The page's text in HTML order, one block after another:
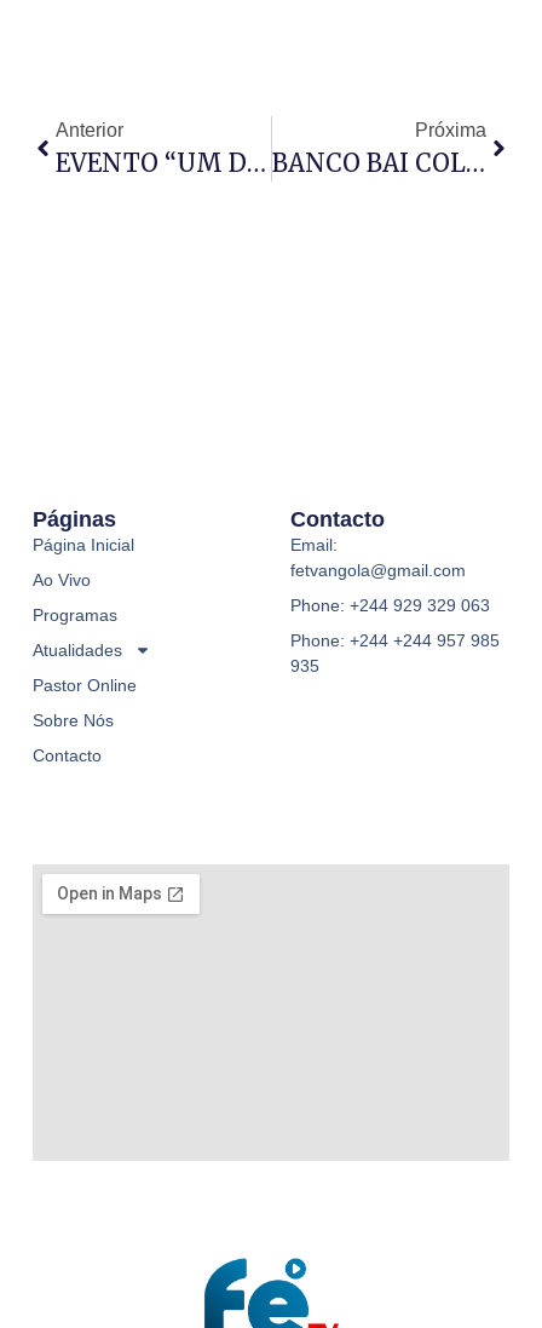
Anterior
EVENTO “UM DIA COMO SAMUEL” DESPERTA PROPÓSITO
Próxima
BANCO BAI COLABORA NAS INVESTIGAÇÕES E GARANTE
Páginas
Página Inicial
Ao Vivo
Programas
Atualidades
Pastor Online
Sobre Nós
Contacto
Contacto
Email:
fetvangola@gmail.com
Phone: +244 929 329 063
Phone: +244 +244 957 985
935